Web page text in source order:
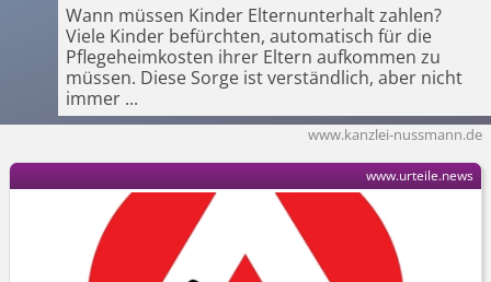
Wann müssen Kinder Elternunterhalt zahlen?
Viele Kinder befürchten, automatisch für die
Pflegeheimkosten ihrer Eltern aufkommen zu
müssen. Diese Sorge ist verständlich, aber nicht
immer...
www.kanzlei-nussmann.de
www.urteile.news